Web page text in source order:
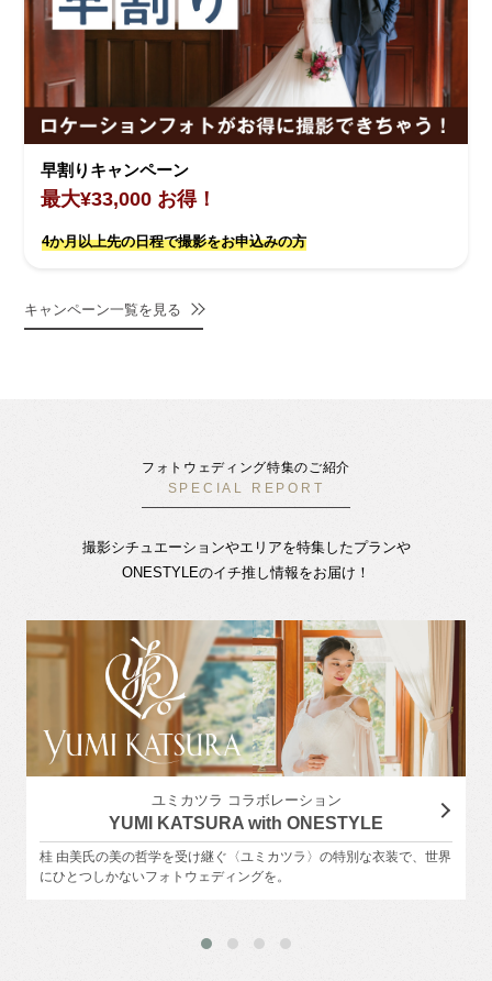
早割りキャンペーン
最大¥33,000 お得！
4か月以上先の日程で撮影をお申込みの方
キャンペーン一覧を見る
フォトウェディング特集のご紹介
SPECIAL REPORT
撮影シチュエーションやエリアを特集したプランや
ONESTYLEのイチ推し情報をお届け！
ユミカツラ コラボレーション
YUMI KATSURA with ONESTYLE
桂 由美氏の美の哲学を受け継ぐ〈ユミカツラ〉の特別な衣装で、世界
にひとつしかないフォトウェディングを。